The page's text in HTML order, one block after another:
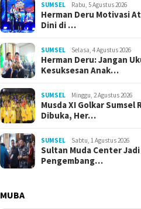
SUMSEL Rabu, 5 Agustus 2026
Herman Deru Motivasi
Dini di …
SUMSEL Selasa, 4 Agustus 2026
Herman Deru: Jangan
Kesuksesan Anak…
SUMSEL Minggu, 2 Agustus 2026
Musda XI Golkar Sumsel
Dibuka, Her…
SUMSEL Sabtu, 1 Agustus 2026
Sultan Muda Center
Pengembang…
MUBA